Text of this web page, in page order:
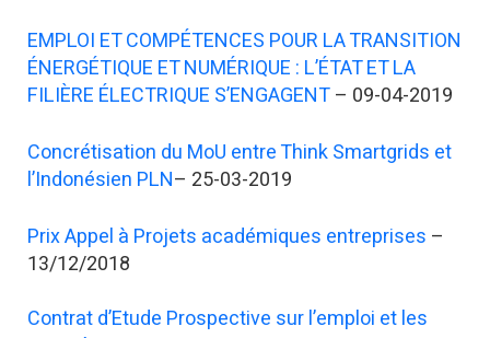
EMPLOI ET COMPÉTENCES POUR LA TRANSITION
ÉNERGÉTIQUE ET NUMÉRIQUE : L’ÉTAT ET LA
FILIÈRE ÉLECTRIQUE S’ENGAGENT– 09-04-2019
Concrétisation du MoU entre Think Smartgrids et
l’Indonésien PLN– 25-03-2019
Prix Appel à Projets académiques entreprises –
13/12/2018
Contrat d’Etude Prospective sur l’emploi et les